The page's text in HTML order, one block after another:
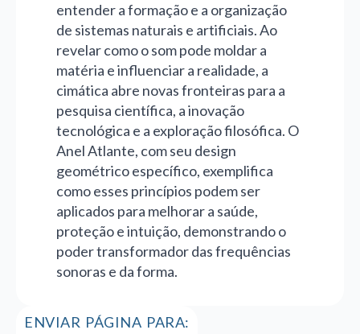
entender a formação e a organização
de sistemas naturais e artificiais. Ao
revelar como o som pode moldar a
matéria e influenciar a realidade, a
cimática abre novas fronteiras para a
pesquisa científica, a inovação
tecnológica e a exploração filosófica. O
Anel Atlante, com seu design
geométrico específico, exemplifica
como esses princípios podem ser
aplicados para melhorar a saúde,
proteção e intuição, demonstrando o
poder transformador das frequências
sonoras e da forma.
ENVIAR PÁGINA PARA: